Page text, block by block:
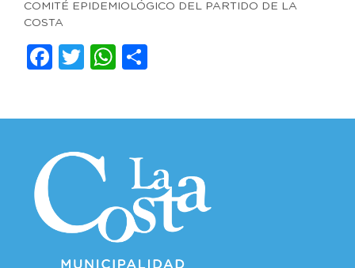
COMITÉ EPIDEMIOLÓGICO DEL PARTIDO DE LA
COSTA
Facebook
TwitterWhatsApp